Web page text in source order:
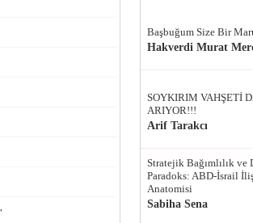
Başbuğum Size Bir
Hakverdi Murat
SOYKIRIM VAHŞETİ
ARIYOR!!!
Arif Tarakcı
Stratejik Bağımlılık
Paradoks: ABD-İsrail
Anatomisi
Sabiha Sena